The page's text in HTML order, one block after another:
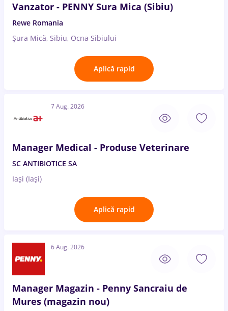
Vanzator - PENNY Sura Mica (Sibiu)
Rewe Romania
Șura Mică, Sibiu, Ocna Sibiului
Aplică rapid
7 Aug. 2026
Manager Medical - Produse Veterinare
SC ANTIBIOTICE SA
Iași (Iași)
Aplică rapid
6 Aug. 2026
Manager Magazin - Penny Sancraiu de
Mures (magazin nou)